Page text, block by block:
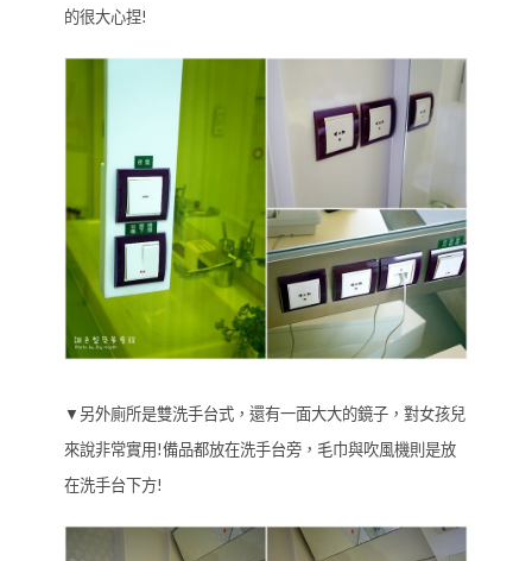
的很大心捏!
▼另外廁所是雙洗手台式，還有一面大大的鏡子，對女孩兒
來說非常實用!備品都放在洗手台旁，毛巾與吹風機則是放
在洗手台下方!